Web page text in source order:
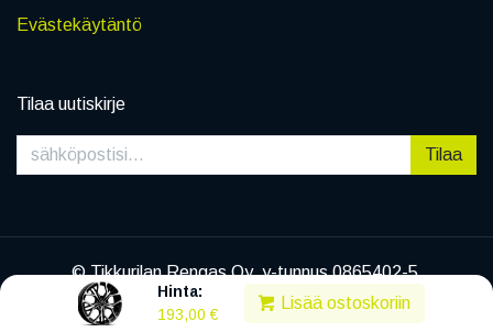
Hinta:
193,00 €
Lisää ostoskoriin
Evästekäytäntö
Tilaa uutiskirje
Tilaa
© Tikkurilan Rengas Oy, y-tunnus 0865402-5
|Tietosuojaseloste